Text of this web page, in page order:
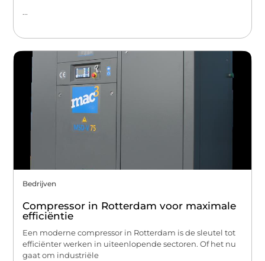
...
Bedrijven
Compressor in Rotterdam voor maximale
efficiëntie
Een moderne compressor in Rotterdam is de sleutel tot
efficiënter werken in uiteenlopende sectoren. Of het nu
gaat om industriële